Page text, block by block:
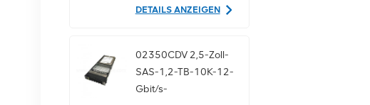
DETAILS ANZEIGEN
02350CDV 2,5-Zoll-
SAS-1,2-TB-10K-12-
Gbit/s-